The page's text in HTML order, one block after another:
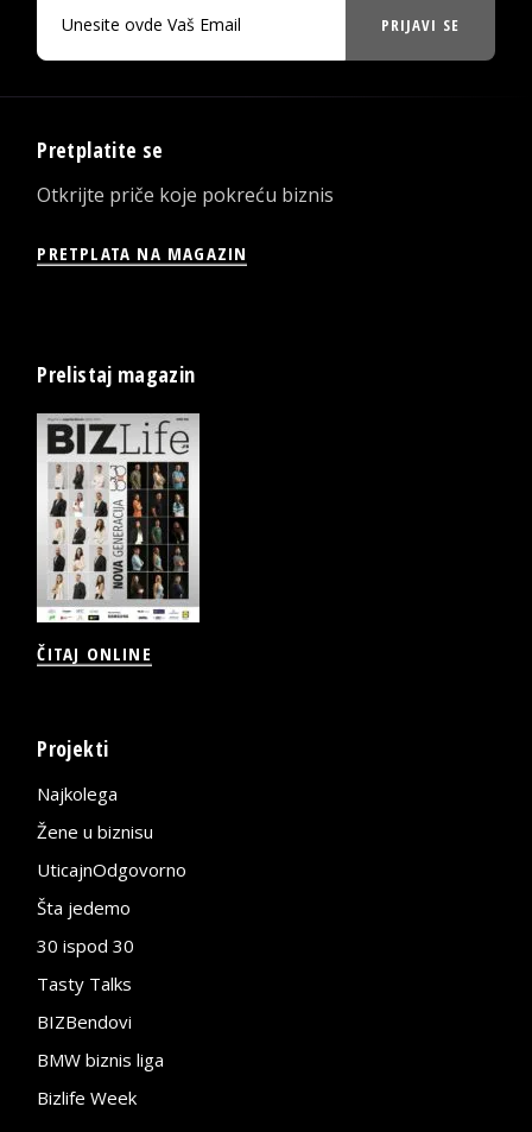
PRIJAVI SE
Pretplatite se
Otkrijte priče koje pokreću biznis
PRETPLATA NA MAGAZIN
Prelistaj magazin
ČITAJ ONLINE
Projekti
Najkolega
Žene u biznisu
UticajnOdgovorno
Šta jedemo
30 ispod 30
Tasty Talks
BIZBendovi
BMW biznis liga
Bizlife Week